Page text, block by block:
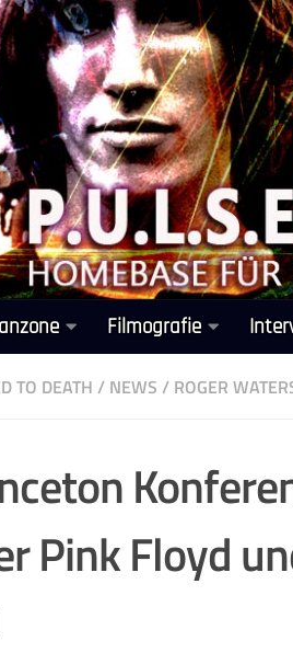
Filmografie
TO DEATH / NEWS / ROGER
Pink Floyd